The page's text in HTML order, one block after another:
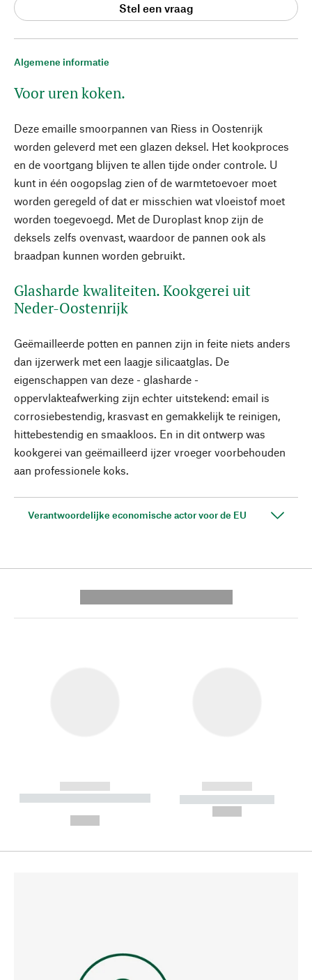
Algemene informatie
Voor uren koken.
Deze emaille smoorpannen van Riess in Oostenrijk
worden geleverd met een glazen deksel. Het kookproces
en de voortgang blijven te allen tijde onder controle. U
kunt in één oogopslag zien of de warmtetoevoer moet
worden geregeld of dat er misschien wat vloeistof moet
worden toegevoegd. Met de Duroplast knop zijn de
deksels zelfs ovenvast, waardoor de pannen ook als
braadpan kunnen worden gebruikt.
Glasharde kwaliteiten. Kookgerei uit
Neder-Oostenrijk
Geëmailleerde potten en pannen zijn in feite niets anders
dan ijzerwerk met een laagje silicaatglas. De
eigenschappen van deze - glasharde -
oppervlakteafwerking zijn echter uitstekend: email is
corrosiebestendig, krasvast en gemakkelijk te reinigen,
hittebestendig en smaakloos. En in dit ontwerp was
kookgerei van geëmailleerd ijzer vroeger voorbehouden
aan professionele koks.
Verantwoordelijke economische actor voor de EU
Stel een vraag
------------
----------- ----------- --------
------------
----------- -----------